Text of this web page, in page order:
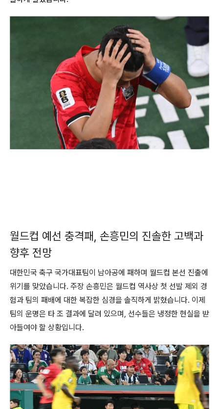
월드컵 예선 충격패, 손흥민의 진솔한 고백과
향후 전망
대한민국 축구 국가대표팀이 남아공에 패하며 월드컵 본선 진출에
위기를 맞았습니다. 주장 손흥민은 월드컵 역사상 첫 선발 제외 경
험과 팀의 패배에 대한 복잡한 심경을 솔직하게 밝혔습니다. 이제
팀의 운명은 타 조 결과에 달려 있으며, 선수들은 냉정한 현실을 받
아들여야 할 상황입니다.